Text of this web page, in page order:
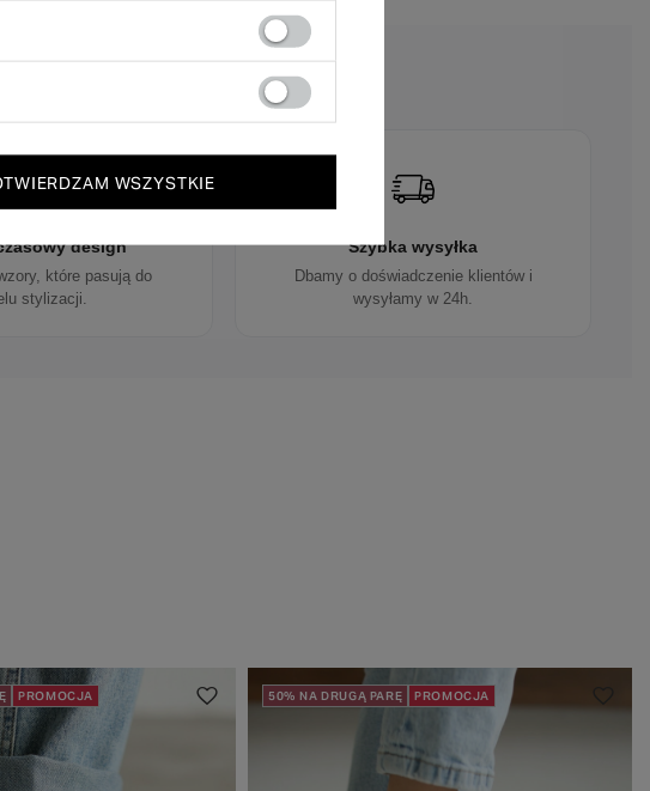
buty?
design
które pasują do
stylizacji.
Szybka wysyłka
Dbamy o doświadczenie klientów i
wysyłamy w 24h.
PROMOCJA 50% NA DRUGĄ PARĘ PROMOCJA
WSZYSTKIE